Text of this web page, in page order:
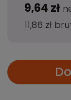
9,64 zł
11,86 zł